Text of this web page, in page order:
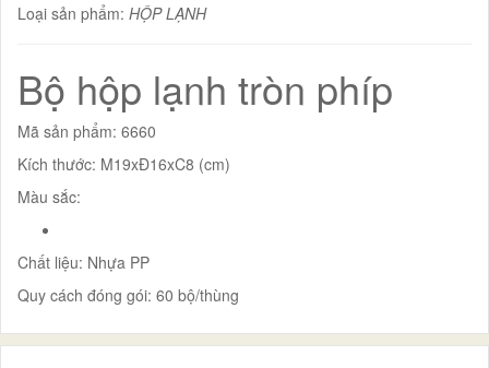
Loại sản phẩm: HỘP LẠNH
Bộ hộp lạnh tròn phíp
Mã sản phẩm: 6660
Kích thước: M19xĐ16xC8 (cm)
Màu sắc:
Chất liệu: Nhựa PP
Quy cách đóng gói: 60 bộ/thùng